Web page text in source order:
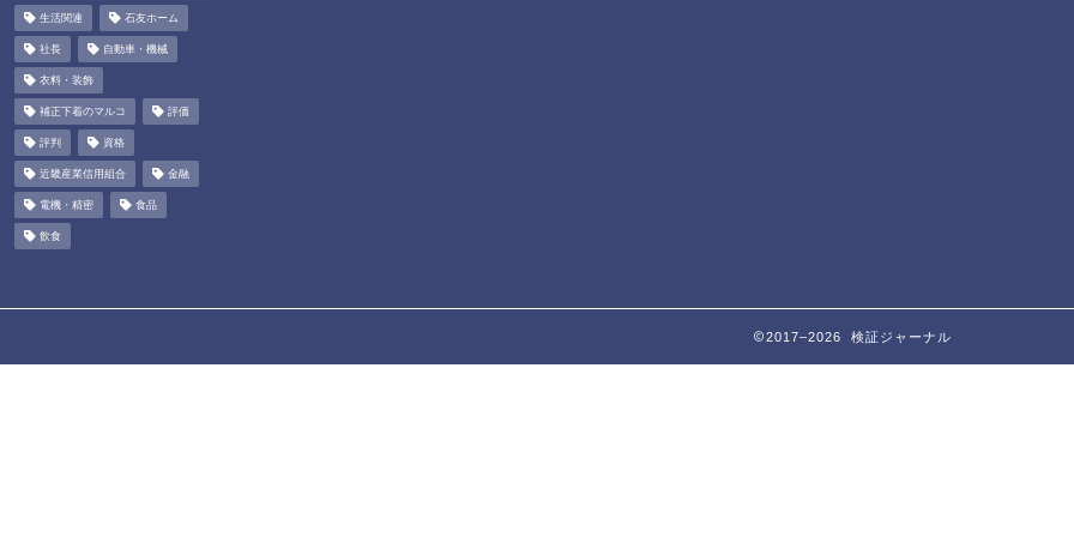
生活関連 石友ホーム
社長 自動車・機械
衣料・装飾
補正下着のマルコ 評価
評判 資格
近畿産業信用組合 金融
電機・精密 食品
飲食
2017–2026 検証ジャーナル